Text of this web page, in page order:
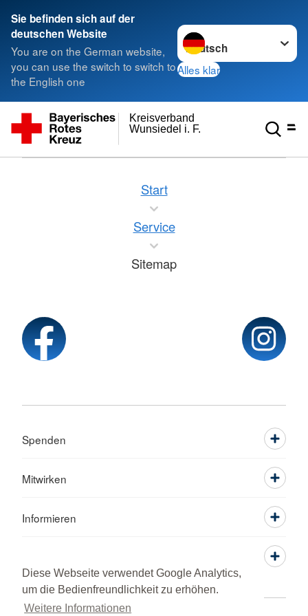
Diese Webseite verwendet Google Analytics,
um die Bedienfreundlichkeit zu erhöhen.
Weitere Informationen
Sie befinden sich auf der
deutschen Website
You are on the German website,
you can use the switch to switch to
the English one
Sprache wechseln zu
Alles klar
Wunsiedel i. F.
Kreisverband
Start
Service
Sitemap
Spenden
Mitwirken
Informieren